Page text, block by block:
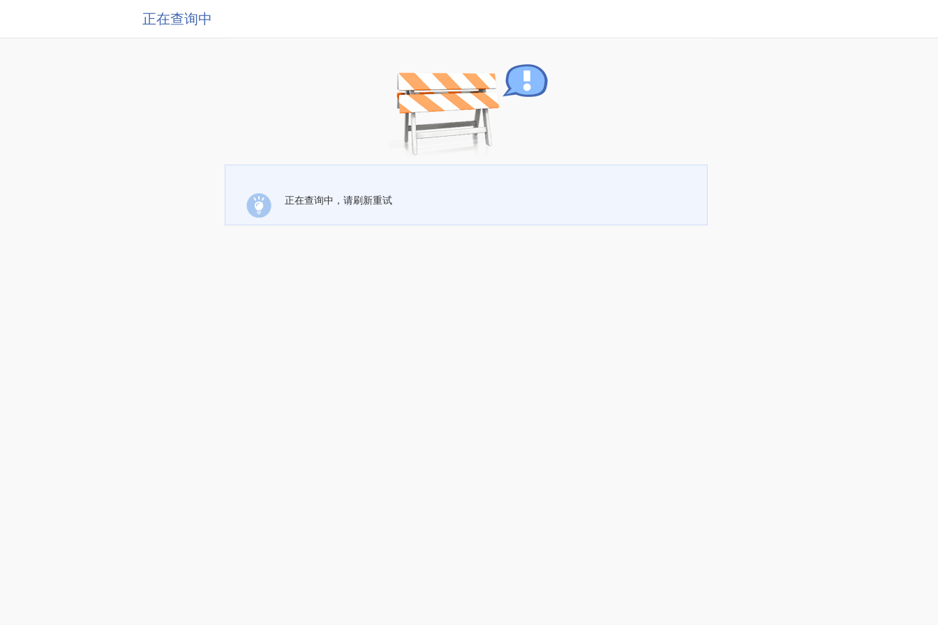
正在查询中
正在查询中，请刷新重试